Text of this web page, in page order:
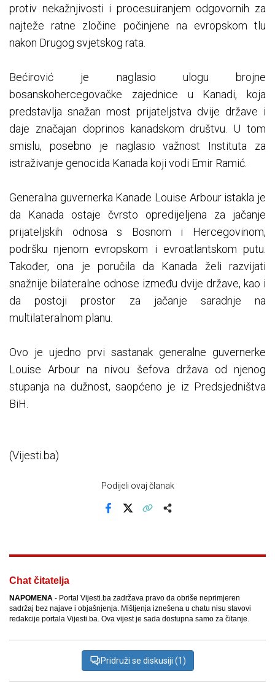
protiv nekažnjivosti i procesuiranjem odgovornih za
najteže ratne zločine počinjene na evropskom tlu
nakon Drugog svjetskog rata.
Bećirović je naglasio ulogu brojne
bosanskohercegovačke zajednice u Kanadi, koja
predstavlja snažan most prijateljstva dvije države i
daje značajan doprinos kanadskom društvu. U tom
smislu, posebno je naglasio važnost Instituta za
istraživanje genocida Kanada koji vodi Emir Ramić.
Generalna guvernerka Kanade Louise Arbour istakla je
da Kanada ostaje čvrsto opredijeljena za jačanje
prijateljskih odnosa s Bosnom i Hercegovinom,
podršku njenom evropskom i evroatlantskom putu.
Također, ona je poručila da Kanada želi razvijati
snažnije bilateralne odnose između dvije države, kao i
da postoji prostor za jačanje saradnje na
multilateralnom planu.
Ovo je ujedno prvi sastanak generalne guvernerke
Louise Arbour na nivou šefova država od njenog
stupanja na dužnost, saopćeno je iz Predsjedništva
BiH.
(Vijesti.ba)
Podijeli ovaj članak
Chat čitatelja
NAPOMENA - Portal Vijesti.ba zadržava pravo da obriše neprimjeren
sadržaj bez najave i objašnjenja. Mišljenja iznešena u chatu nisu stavovi
redakcije portala Vijesti.ba. Ova vijest je sada dostupna samo za čitanje.
Pridruži se diskusiji (1)